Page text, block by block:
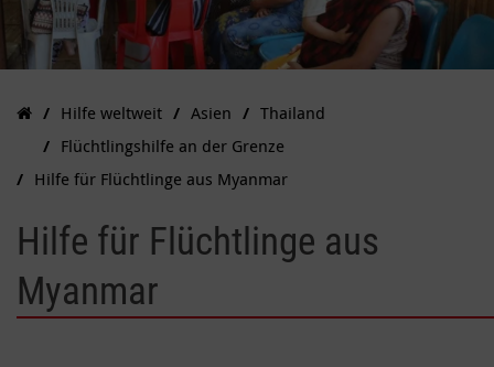
Hilfe weltweit Asien
Thailand
Flüchtlingshilfe an der Grenze
Hilfe für Flüchtlinge aus Myanmar
Hilfe für Flüchtlinge aus
Myanmar